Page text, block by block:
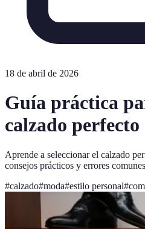
18 de abril de 2026
Guía práctica
calzado
Aprende a seleccionar el calzado
consejos prácticos y errores
#calzado#moda#estilo personal#